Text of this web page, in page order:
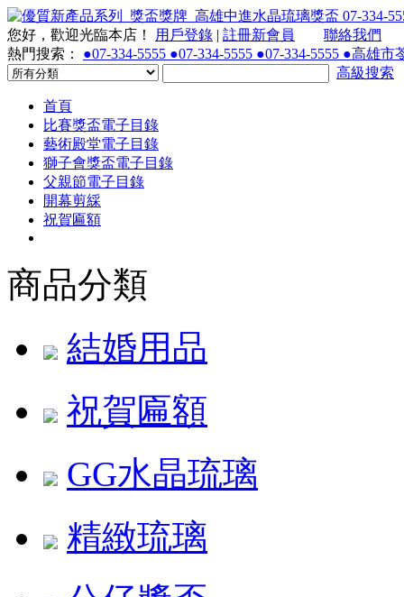
您好，歡迎光臨本店！ 用戶登錄 | 註冊新會員
聯絡我們
熱門搜索： ●07-334-5555 ●07-334-5555 ●07-334-5555 ●高雄
高級搜索
首頁
比賽獎盃電子目錄
藝術殿堂電子目錄
獅子會獎盃電子目錄
父親節電子目錄
開幕剪綵
祝賀匾額
商品分類
結婚用品
祝賀匾額
GG水晶琉璃
精緻琉璃